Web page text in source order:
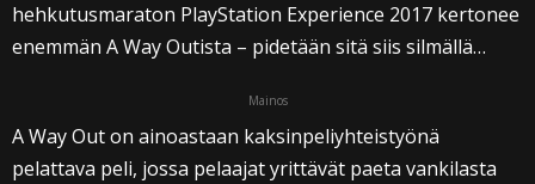
hehkutusmaraton PlayStation Experience 2017 kertonee
enemmän A Way Outista – pidetään sitä siis silmällä…
Mainos
A Way Out on ainoastaan kaksinpeliyhteistyönä
pelattava peli, jossa pelaajat yrittävät paeta vankilasta